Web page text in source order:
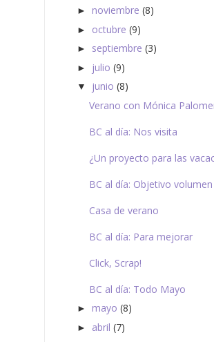
► noviembre (8)
► octubre (9)
► septiembre (3)
► julio (9)
▼ junio (8)
Verano con Mónica
BC al día: Nos visita
¿Un proyecto para las
BC al día: Objetivo volumen
Casa de verano
BC al día: Para mejorar
Click, Scrap!
BC al día: Todo Mayo
► mayo (8)
► abril (7)